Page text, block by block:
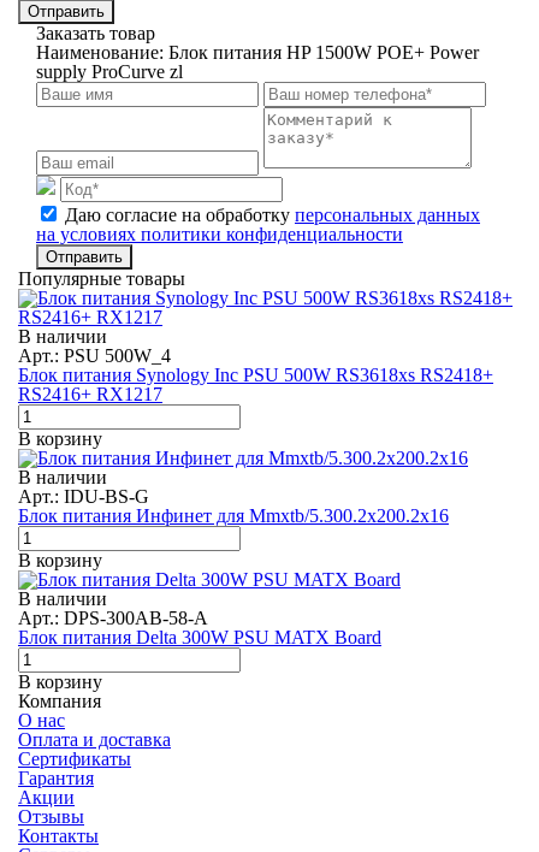
Отправить
Заказать товар
Наименование: Блок питания HP 1500W POE+ Power
supply ProCurve zl
Даю согласие на обработку персональных данных
на условиях политики конфиденциальности
Отправить
Популярные товары
В наличии
Арт.: PSU 500W_4
Блок питания Synology Inc PSU 500W RS3618xs RS2418+
RS2416+ RX1217
В корзину
В наличии
Арт.: IDU-BS-G
Блок питания Инфинет для Mmxtb/5.300.2x200.2x16
В корзину
В наличии
Арт.: DPS-300AB-58-A
Блок питания Delta 300W PSU MATX Board
В корзину
Компания
О нас
Оплата и доставка
Сертификаты
Гарантия
Акции
Отзывы
Контакты